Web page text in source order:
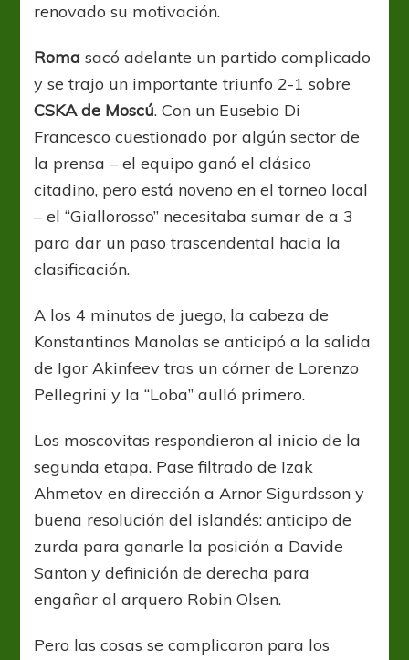
renovado su motivación.
Roma sacó adelante un partido complicado
y se trajo un importante triunfo 2-1 sobre
CSKA de Moscú. Con un Eusebio Di
Francesco cuestionado por algún sector de
la prensa – el equipo ganó el clásico
citadino, pero está noveno en el torneo local
– el “Giallorosso” necesitaba sumar de a 3
para dar un paso trascendental hacia la
clasificación.
A los 4 minutos de juego, la cabeza de
Konstantinos Manolas se anticipó a la salida
de Igor Akinfeev tras un córner de Lorenzo
Pellegrini y la “Loba” aulló primero.
Los moscovitas respondieron al inicio de la
segunda etapa. Pase filtrado de Izak
Ahmetov en dirección a Arnor Sigurdsson y
buena resolución del islandés: anticipo de
zurda para ganarle la posición a Davide
Santon y definición de derecha para
engañar al arquero Robin Olsen.
Pero las cosas se complicaron para los